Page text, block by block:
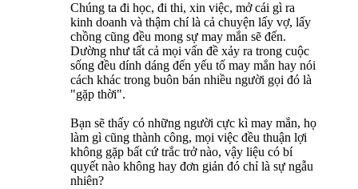
Chúng ta đi học, đi thi, xin việc, mở cái gì ra
kinh doanh và thậm chí là cả chuyện lấy vợ, lấy
chồng cũng đều mong sự may mắn sẽ đến.
Dường như tất cả mọi vấn đề xảy ra trong cuộc
sống đều dính dáng đến yếu tố may mắn hay nói
cách khác trong buôn bán nhiều người gọi đó là
"gặp thời".
Bạn sẽ thấy có những người cực kì may mắn, họ
làm gì cũng thành công, mọi việc đều thuận lợi
không gặp bất cứ trắc trở nào, vậy liệu có bí
quyết nào không hay đơn giản đó chỉ là sự ngẫu
nhiên?